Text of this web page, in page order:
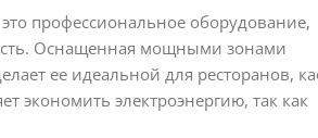
профессиональное оборудование,
Оснащенная мощными зонами
ее идеальной для ресторанов,
экономить электроэнергию, так как